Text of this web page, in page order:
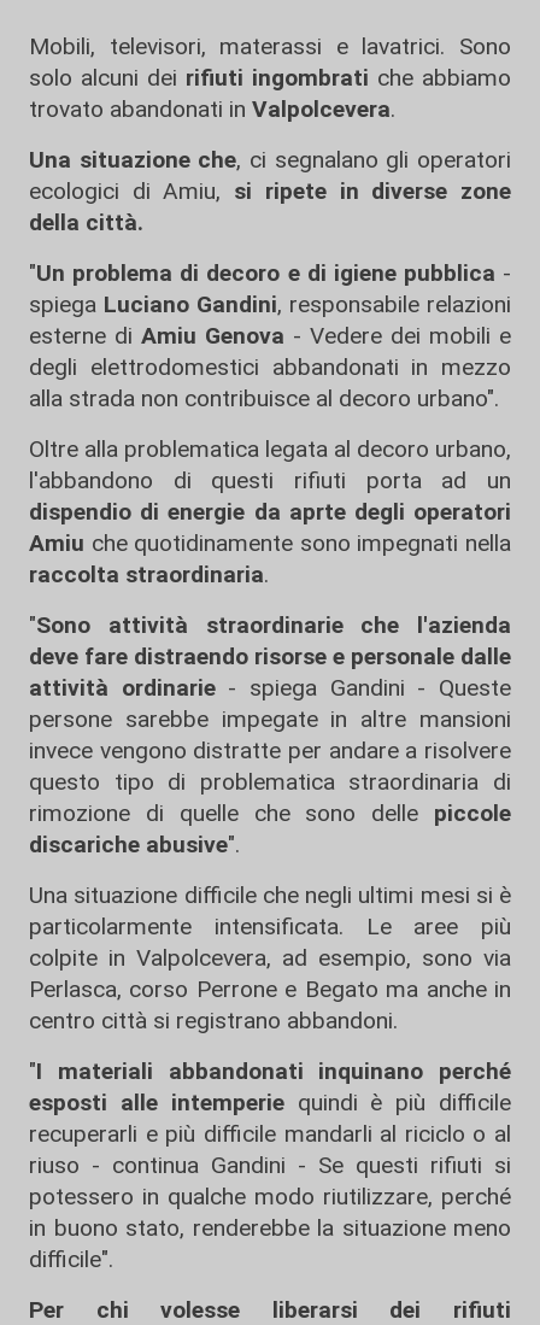
Mobili, televisori, materassi e lavatrici. Sono
solo alcuni dei rifiuti ingombrati che abbiamo
trovato abandonati in Valpolcevera.
Una situazione che, ci segnalano gli operatori
ecologici di Amiu, si ripete in diverse zone
della città.
"Un problema di decoro e di igiene pubblica -
spiega Luciano Gandini, responsabile relazioni
esterne di Amiu Genova - Vedere dei mobili e
degli elettrodomestici abbandonati in mezzo
alla strada non contribuisce al decoro urbano".
Oltre alla problematica legata al decoro urbano,
l'abbandono di questi rifiuti porta ad un
dispendio di energie da aprte degli operatori
Amiu che quotidinamente sono impegnati nella
raccolta straordinaria.
"Sono attività straordinarie che l'azienda
deve fare distraendo risorse e personale dalle
attività ordinarie- spiega Gandini - Queste
persone sarebbe impegate in altre mansioni
invece vengono distratte per andare a risolvere
questo tipo di problematica straordinaria di
rimozione di quelle che sono delle piccole
discariche abusive".
Una situazione difficile che negli ultimi mesi si è
particolarmente intensificata. Le aree più
colpite in Valpolcevera, ad esempio, sono via
Perlasca, corso Perrone e Begato ma anche in
centro città si registrano abbandoni.
"I materiali abbandonati inquinano perché
esposti alle intemperiequindi è più difficile
recuperarli e più difficile mandarli al riciclo o al
riuso - continua Gandini - Se questi rifiuti si
potessero in qualche modo riutilizzare, perché
in buono stato, renderebbe la situazione meno
difficile".
Per chi volesse liberarsi dei rifiuti